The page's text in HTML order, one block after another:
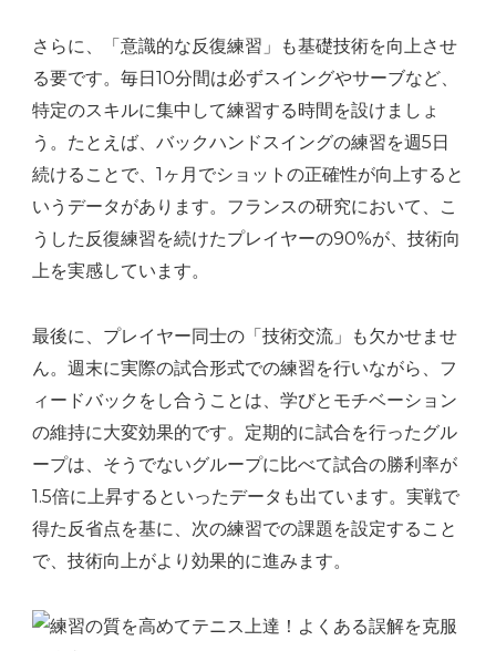
さらに、「意識的な反復練習」も基礎技術を向上させ
る要です。毎日10分間は必ずスイングやサーブなど、
特定のスキルに集中して練習する時間を設けましょ
う。たとえば、バックハンドスイングの練習を週5日
続けることで、1ヶ月でショットの正確性が向上すると
いうデータがあります。フランスの研究において、こ
うした反復練習を続けたプレイヤーの90%が、技術向
上を実感しています。
最後に、プレイヤー同士の「技術交流」も欠かせませ
ん。週末に実際の試合形式での練習を行いながら、フ
ィードバックをし合うことは、学びとモチベーション
の維持に大変効果的です。定期的に試合を行ったグル
ープは、そうでないグループに比べて試合の勝利率が
1.5倍に上昇するといったデータも出ています。実戦で
得た反省点を基に、次の練習での課題を設定すること
で、技術向上がより効果的に進みます。